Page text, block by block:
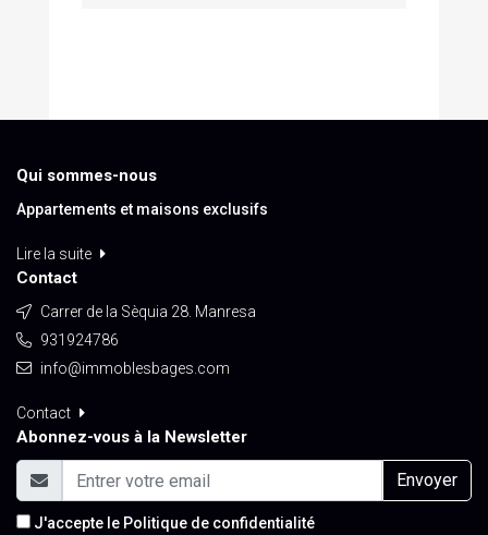
Qui sommes-nous
Appartements et maisons exclusifs
Lire la suite
Contact
Carrer de la Sèquia 28. Manresa
931924786
info@immoblesbages.com
Contact
Abonnez-vous à la Newsletter
Envoyer
J'accepte le Politique de confidentialité